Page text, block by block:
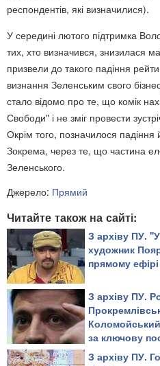
респондентів, які визначилися).
У середині лютого підтримка
тих, хто визначився, знизилася
призвели до такого падіння
визнання Зеленським свого
стало відомо про те, що комік
Свободи" і не зміг провести
Окрім того, позначилося
Зокрема, через те, що частина
Зеленського.
Джерело: Прямий
Читайте також на сайті:
З архіву ПУ.
художник
прямому
З архіву ПУ.
за ключову
президента
З архіву ПУ.